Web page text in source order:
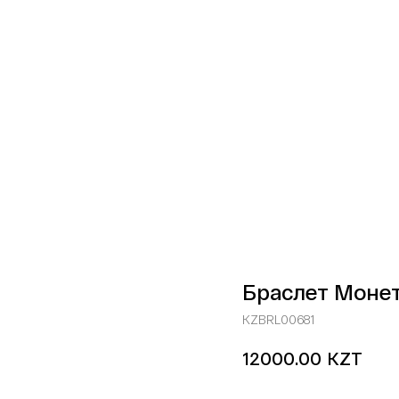
Браслет
KZBRL00681
12000.00 KZT